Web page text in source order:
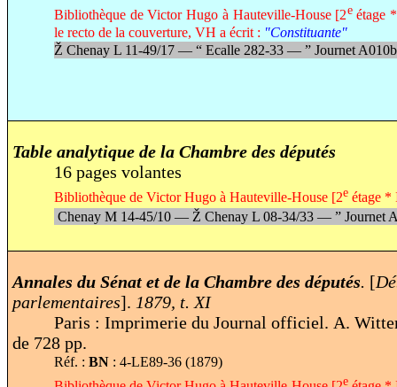
Bibliothèque de Victor Hugo à Hauteville-House [2eétage
le recto de la couverture, VH a écrit : "Constituante"
Ž Chenay L 11-49/17 — “Ecalle 282-33 — ”Journet A010b
Table analytique de la Chambre des députés
16 pages volantes
Bibliothèque de Victor Hugo à Hauteville-House [2eétage *
Chenay M 14-45/10 — Ž Chenay L 08-34/33 — ”Journet
Annales du Sénat et de la Chambre des députés. [
parlementaires]. 1879, t. XI
Paris : Imprimerie du Journal officiel. A.
de 728 pp.
Réf. : BN: 4-LE89-36 (1879)
e